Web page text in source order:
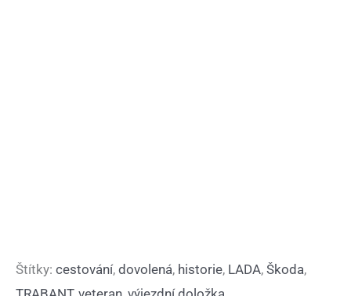
Štítky: cestování, dovolená, historie, LADA, Škoda,